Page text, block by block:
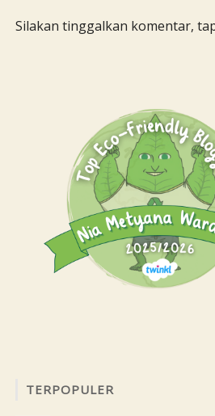
Silakan tinggalkan komentar,
TERPOPULER